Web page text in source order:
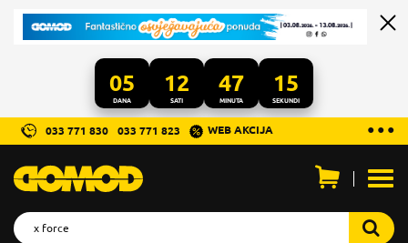
05
DANA
12
SATI
47
MINUTA
15
SEKUNDI
...
● ● ●
033 771 830 033 771 823 WEB AKCIJA